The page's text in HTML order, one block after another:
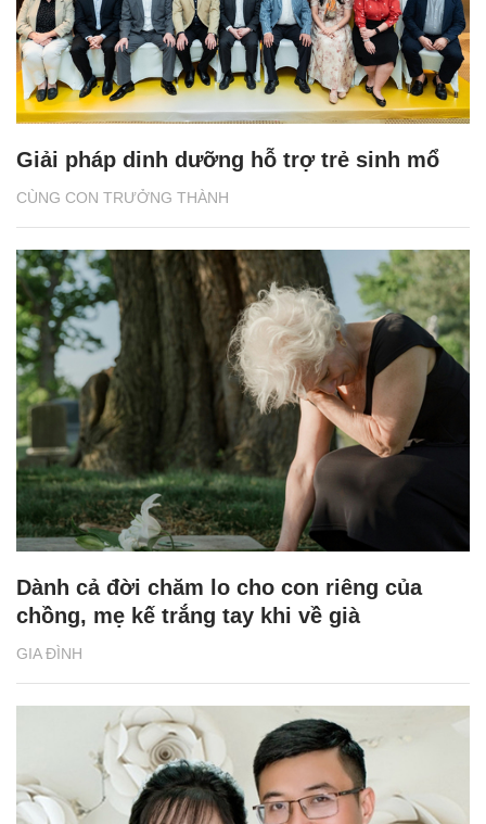
CÙNG CON TRƯỞNG THÀNH
Giải pháp dinh dưỡng hỗ trợ trẻ sinh mổ
GIA ĐÌNH
Dành cả đời chăm lo cho con riêng của
chồng, mẹ kế trắng tay khi về già